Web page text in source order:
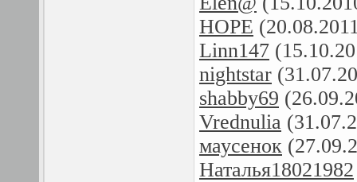
HOPE
Linn147
nightstar
shabby69
Vrednulia
маусенок
Наталья18021982